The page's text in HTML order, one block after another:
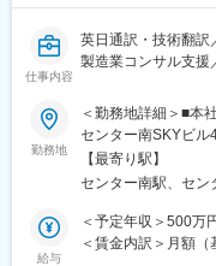
◇資料作成：取扱説
向けに翻訳しながら
◇問合せ対応：営業
があります。操作方
のある業務も含まれ
◇社内研修会：製品
て製品説明会を行い
◇同行説明：製品を
仕事内容
英日通訳・技術翻訳
製造業コンサル支援
■職務概要：
当社は世界随一の
ト『TOP solid』シ
売、コンサルティン
削減を実現していま
開発元であるフラ
勤務地
＜勤務地詳細＞■本
センター南SKYビル
駅受動喫煙対策：
【最寄り駅】
センター南駅、セン
給与
＜予定年収＞500万
＜賃金内訳＞月額